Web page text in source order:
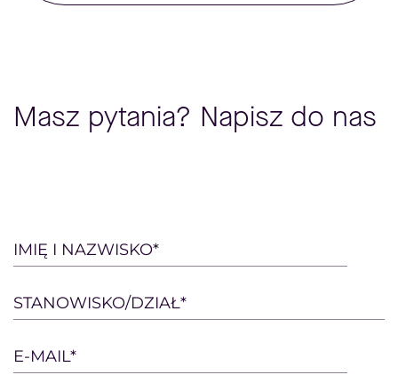
Masz pytania? Napisz do nas
Please
this
field
empty.
IMIĘ I NAZWISKO*
STANOWISKO/DZIAŁ*
E-MAIL*